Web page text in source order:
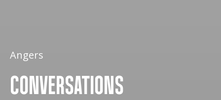
Angers
CONVERSATIONS